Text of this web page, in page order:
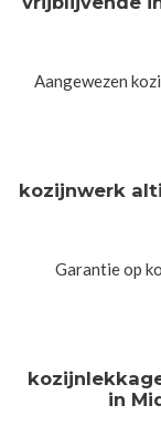
Aangewezen
kozijnwerk
Garantie op
in